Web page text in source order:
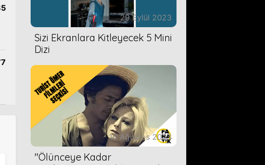
29 Eylül 2023
Sizi Ekranlara Kitleyecek 5 Mini
Dizi
16 Ağustos 2023
''Ölünceye Kadar